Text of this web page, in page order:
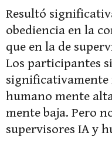
Resultó
obediencia en la
que en la de
Los participantes
significativamente
humano mente
mente baja. Pero
supervisores IA y